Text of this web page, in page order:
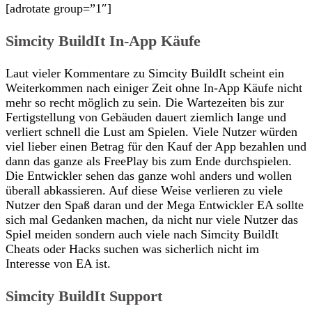
[adrotate group=”1″]
Simcity BuildIt In-App Käufe
Laut vieler Kommentare zu Simcity BuildIt scheint ein
Weiterkommen nach einiger Zeit ohne In-App Käufe nicht
mehr so recht möglich zu sein. Die Wartezeiten bis zur
Fertigstellung von Gebäuden dauert ziemlich lange und
verliert schnell die Lust am Spielen. Viele Nutzer würden
viel lieber einen Betrag für den Kauf der App bezahlen und
dann das ganze als FreePlay bis zum Ende durchspielen.
Die Entwickler sehen das ganze wohl anders und wollen
überall abkassieren. Auf diese Weise verlieren zu viele
Nutzer den Spaß daran und der Mega Entwickler EA sollte
sich mal Gedanken machen, da nicht nur viele Nutzer das
Spiel meiden sondern auch viele nach Simcity BuildIt
Cheats oder Hacks suchen was sicherlich nicht im
Interesse von EA ist.
Simcity BuildIt Support